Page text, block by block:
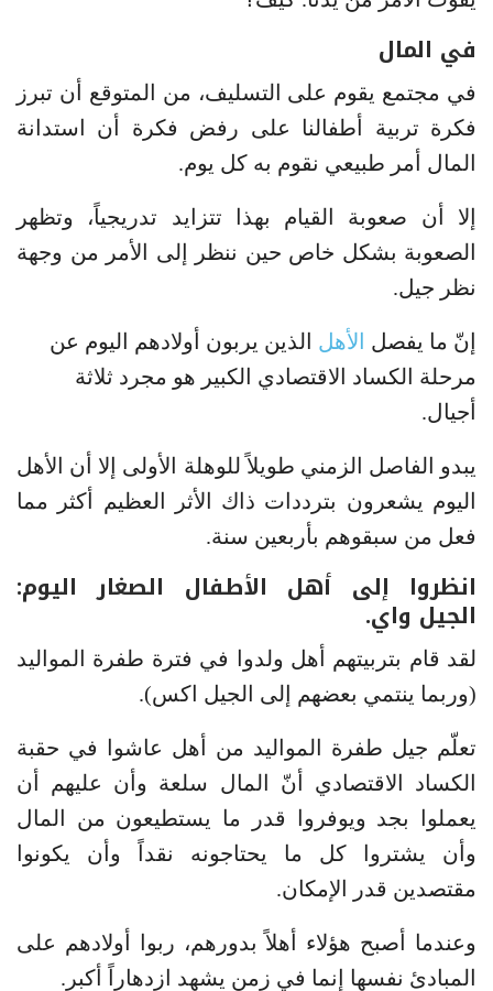
في المال
في مجتمع يقوم على التسليف، من المتوقع أن تبرز
فكرة تربية أطفالنا على رفض فكرة أن استدانة
المال أمر طبيعي نقوم به كل يوم.
إلا أن صعوبة القيام بهذا تتزايد تدريجياً، وتظهر
الصعوبة بشكل خاص حين ننظر إلى الأمر من وجهة
نظر جيل.
إنّ ما يفصل الأهل الذين يربون أولادهم اليوم عن
مرحلة الكساد الاقتصادي الكبير هو مجرد ثلاثة
أجيال.
يبدو الفاصل الزمني طويلاً للوهلة الأولى إلا أن الأهل
اليوم يشعرون بترددات ذاك الأثر العظيم أكثر مما
فعل من سبقوهم بأربعين سنة.
انظروا إلى أهل الأطفال الصغار اليوم:
الجيل واي.
لقد قام بتربيتهم أهل ولدوا في فترة طفرة المواليد
(وربما ينتمي بعضهم إلى الجيل اكس).
تعلّم جيل طفرة المواليد من أهل عاشوا في حقبة
الكساد الاقتصادي أنّ المال سلعة وأن عليهم أن
يعملوا بجد ويوفروا قدر ما يستطيعون من المال
وأن يشتروا كل ما يحتاجونه نقداً وأن يكونوا
مقتصدين قدر الإمكان.
وعندما أصبح هؤلاء أهلاً بدورهم، ربوا أولادهم على
المبادئ نفسها إنما في زمن يشهد ازدهاراً أكبر.